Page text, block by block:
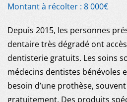
Montant à récolter : 8 000€
Depuis 2015, les personnes
dentaire très dégradé ont
dentisterie gratuits. Les soins
médecins dentistes bénévoles
besoin d’une prothèse,
gratuitement. Des produits